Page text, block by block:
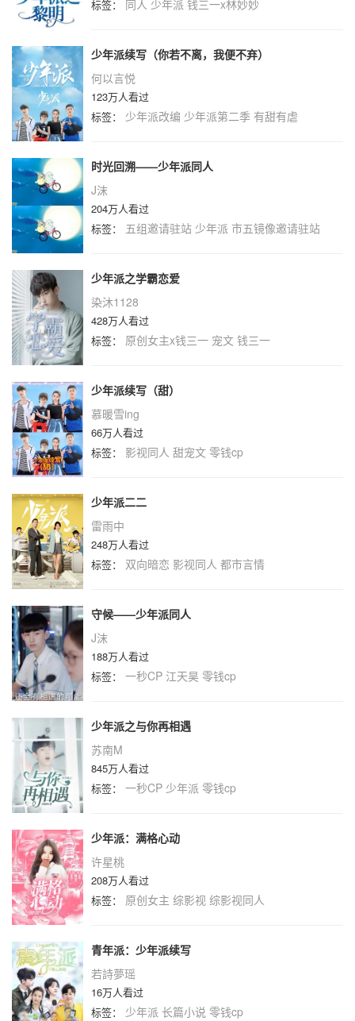
标签： 同人 少年派 钱三一x林妙妙
少年派续写（你若不离，我便不弃）
何以言悦
123万人看过
标签： 少年派改编 少年派第二季 有甜有虐
时光回溯——少年派同人
J沫
204万人看过
标签： 五组邀请驻站 少年派 市五镜像邀请驻站
少年派之学霸恋爱
染沐1128
428万人看过
标签： 原创女主x钱三一 宠文 钱三一
少年派续写（甜）
慕暖雪ing
66万人看过
标签： 影视同人 甜宠文 零钱cp
少年派二二
雷雨中
248万人看过
标签： 双向暗恋 影视同人 都市言情
守候——少年派同人
J沫
188万人看过
标签： 一秒CP 江天昊 零钱cp
少年派之与你再相遇
苏南M
845万人看过
标签： 一秒CP 少年派 零钱cp
少年派：满格心动
许星桃
208万人看过
标签： 原创女主 综影视 综影视同人
青年派：少年派续写
若詩夢瑶
16万人看过
标签： 少年派 长篇小说 零钱cp